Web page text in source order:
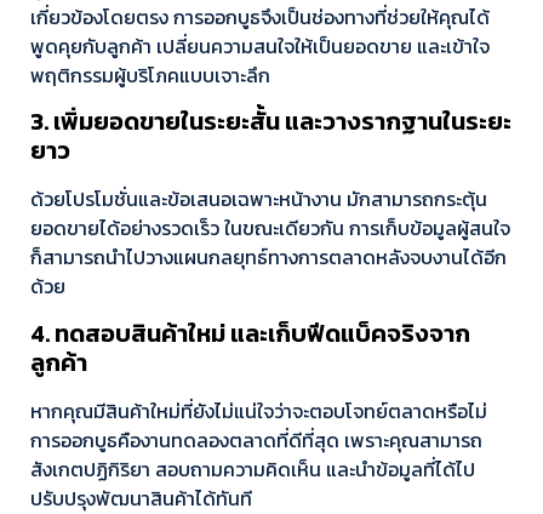
เกี่ยวข้องโดยตรง การออกบูธจึงเป็นช่องทางที่ช่วยให้คุณได้
พูดคุยกับลูกค้า เปลี่ยนความสนใจให้เป็นยอดขาย และเข้าใจ
พฤติกรรมผู้บริโภคแบบเจาะลึก
3. เพิ่มยอดขายในระยะสั้น และวางรากฐานในระยะ
ยาว
ด้วยโปรโมชั่นและข้อเสนอเฉพาะหน้างาน มักสามารถกระตุ้น
ยอดขายได้อย่างรวดเร็ว ในขณะเดียวกัน การเก็บข้อมูลผู้สนใจ
ก็สามารถนำไปวางแผนกลยุทธ์ทางการตลาดหลังจบงานได้อีก
ด้วย
4. ทดสอบสินค้าใหม่ และเก็บฟีดแบ็คจริงจาก
ลูกค้า
หากคุณมีสินค้าใหม่ที่ยังไม่แน่ใจว่าจะตอบโจทย์ตลาดหรือไม่
การออกบูธคืองานทดลองตลาดที่ดีที่สุด เพราะคุณสามารถ
สังเกตปฏิกิริยา สอบถามความคิดเห็น และนำข้อมูลที่ได้ไป
ปรับปรุงพัฒนาสินค้าได้ทันที